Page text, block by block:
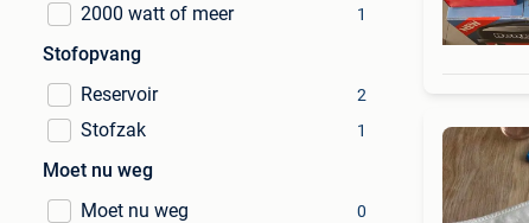
2000 watt of meer 1
Stofopvang
Reservoir
2
Stofzak 1
Moet nu weg
Moet nu weg
0